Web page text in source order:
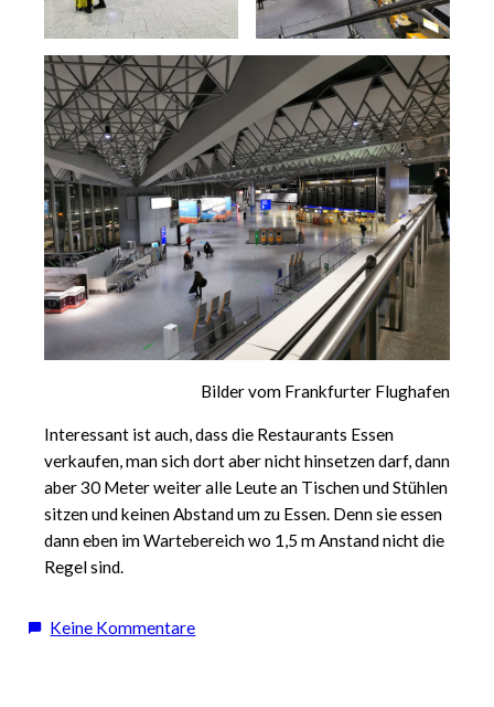
Bilder vom Frankfurter Flughafen
Interessant ist auch, dass die Restaurants Essen
verkaufen, man sich dort aber nicht hinsetzen darf, dann
aber 30 Meter weiter alle Leute an Tischen und Stühlen
sitzen und keinen Abstand um zu Essen. Denn sie essen
dann eben im Wartebereich wo 1,5 m Anstand nicht die
Regel sind.
Keine Kommentarezu